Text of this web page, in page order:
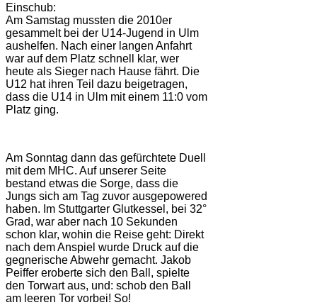
Einschub:
Am Samstag mussten die 2010er
gesammelt bei der U14-Jugend in Ulm
aushelfen. Nach einer langen Anfahrt
war auf dem Platz schnell klar, wer
heute als Sieger nach Hause fährt. Die
U12 hat ihren Teil dazu beigetragen,
dass die U14 in Ulm mit einem 11:0 vom
Platz ging.
Am Sonntag dann das gefürchtete Duell
mit dem MHC. Auf unserer Seite
bestand etwas die Sorge, dass die
Jungs sich am Tag zuvor ausgepowered
haben. Im Stuttgarter Glutkessel, bei 32°
Grad, war aber nach 10 Sekunden
schon klar, wohin die Reise geht: Direkt
nach dem Anspiel wurde Druck auf die
gegnerische Abwehr gemacht. Jakob
Peiffer eroberte sich den Ball, spielte
den Torwart aus, und: schob den Ball
am leeren Tor vorbei! So!